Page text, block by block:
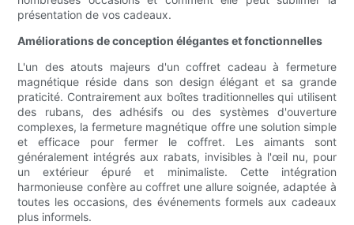
présentation de vos cadeaux.
Améliorations de conception élégantes et fonctionnelles
L'un des atouts majeurs d'un coffret cadeau à fermeture
magnétique réside dans son design élégant et sa grande
praticité. Contrairement aux boîtes traditionnelles qui utilisent
des rubans, des adhésifs ou des systèmes d'ouverture
complexes, la fermeture magnétique offre une solution simple
et efficace pour fermer le coffret. Les aimants sont
généralement intégrés aux rabats, invisibles à l'œil nu, pour
un extérieur épuré et minimaliste. Cette intégration
harmonieuse confère au coffret une allure soignée, adaptée à
toutes les occasions, des événements formels aux cadeaux
plus informels.